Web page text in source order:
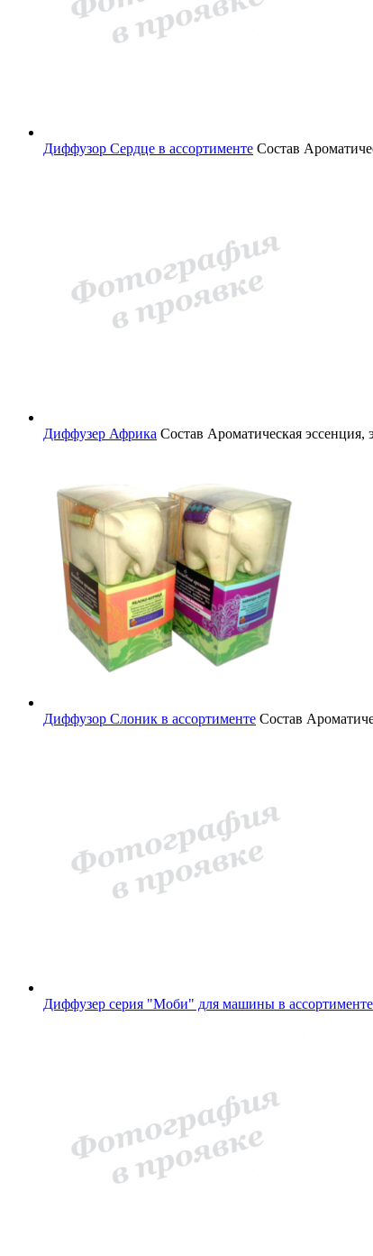
Диффузор Сердце в ассортименте Состав
Диффузер Африка Состав Ароматическая эссенция,
Диффузор Слоник в ассортименте Состав
Диффузер серия "Моби" для машины в ассортименте